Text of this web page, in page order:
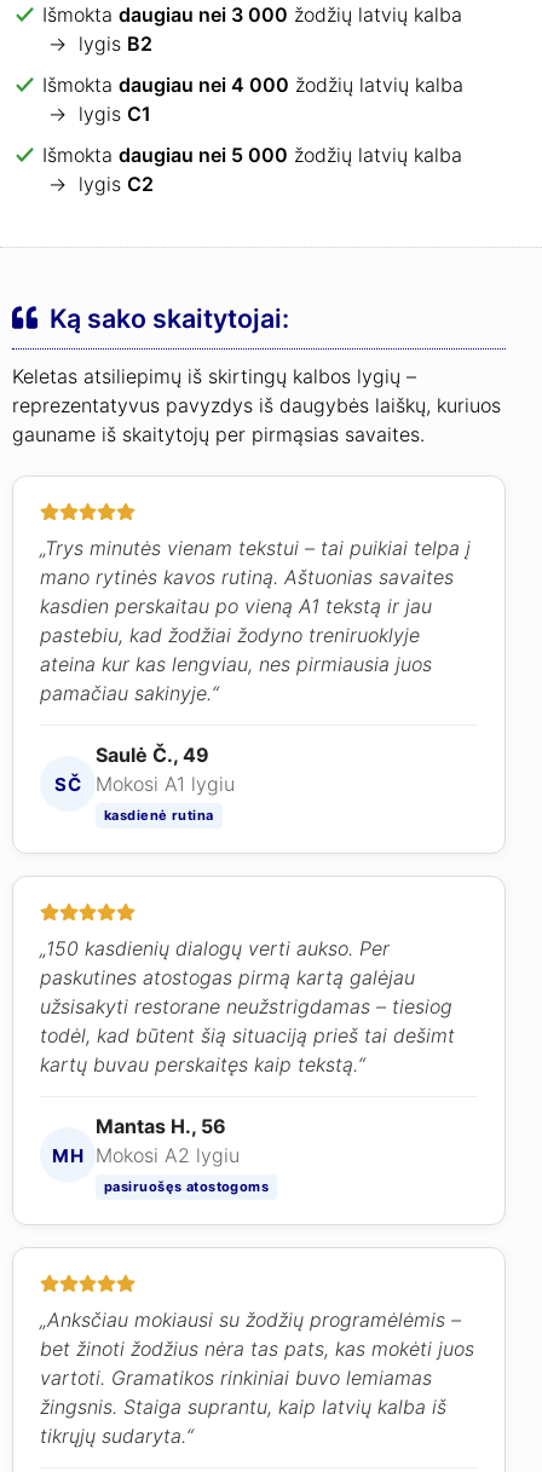
Išmokta daugiau nei 3 000 žodžių latvių kalba
→ lygis B2
Išmokta daugiau nei 4 000 žodžių latvių kalba
→ lygis C1
Išmokta daugiau nei 5 000 žodžių latvių kalba
→ lygis C2
Ką sako skaitytojai:
Keletas atsiliepimų iš skirtingų kalbos lygių –
reprezentatyvus pavyzdys iš daugybės laiškų, kuriuos
gauname iš skaitytojų per pirmąsias savaites.
„Trys minutės vienam tekstui – tai puikiai telpa į
mano rytinės kavos rutiną. Aštuonias savaites
kasdien perskaitau po vieną A1 tekstą ir jau
pastebiu, kad žodžiai žodyno treniruoklyje
ateina kur kas lengviau, nes pirmiausia juos
pamačiau sakinyje.“
SČ
Saulė Č., 49
Mokosi A1 lygiu
kasdienė rutina
„150 kasdienių dialogų verti aukso. Per
paskutines atostogas pirmą kartą galėjau
užsisakyti restorane neužstrigdamas – tiesiog
todėl, kad būtent šią situaciją prieš tai dešimt
kartų buvau perskaitęs kaip tekstą.“
MH
Mantas H., 56
Mokosi A2 lygiu
pasiruošęs atostogoms
„Anksčiau mokiausi su žodžių programėlėmis –
bet žinoti žodžius nėra tas pats, kas mokėti juos
vartoti. Gramatikos rinkiniai buvo lemiamas
žingsnis. Staiga suprantu, kaip latvių kalba iš
tikrųjų sudaryta.“